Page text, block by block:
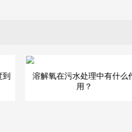
溶解氧在污水处理中有什么
用？